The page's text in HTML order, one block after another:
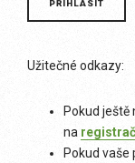
Užitečné odkazy:
Pokud
na
Pokud vaše